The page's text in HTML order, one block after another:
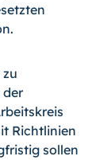
der
Richtlinien
sollen